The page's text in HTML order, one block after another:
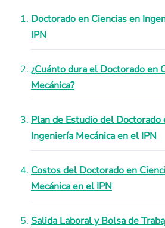
Doctorado en Ciencias en
IPN
¿Cuánto dura el Doctorado en
Mecánica?
Plan de Estudio del Doctorado
Ingeniería Mecánica en el IPN
Costos del Doctorado en
Mecánica en el IPN
Salida Laboral y Bolsa de